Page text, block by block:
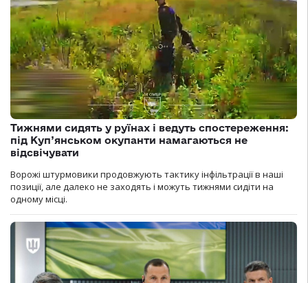
Тижнями сидять у руїнах і ведуть спостереження:
під Куп’янськом окупанти намагаються не
відсвічувати
Ворожі штурмовики продовжують тактику інфільтрації в наші
позиції, але далеко не заходять і можуть тижнями сидіти на
одному місці.